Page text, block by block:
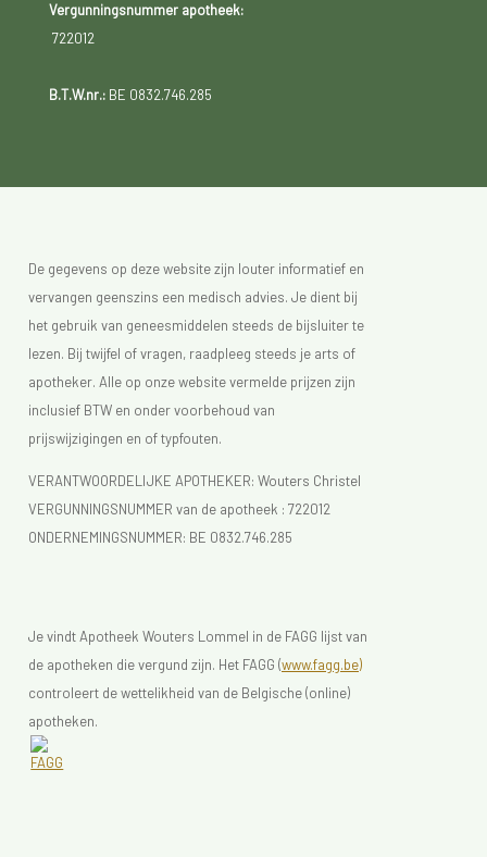
Vergunningsnummer apotheek:
722012
B.T.W.nr.:BE 0832.746.285
De gegevens op deze website zijn louter informatief en
vervangen geenszins een medisch advies. Je dient bij
het gebruik van geneesmiddelen steeds de bijsluiter te
lezen. Bij twijfel of vragen, raadpleeg steeds je arts of
apotheker. Alle op onze website vermelde prijzen zijn
inclusief BTW en onder voorbehoud van
prijswijzigingen en of typfouten.
VERANTWOORDELIJKE APOTHEKER: Wouters Christel
VERGUNNINGSNUMMER van de apotheek : 722012
ONDERNEMINGSNUMMER: BE 0832.746.285
Je vindt Apotheek Wouters Lommel in de FAGG lijst van
de apotheken die vergund zijn. Het FAGG (www.fagg.be)
controleert de wettelikheid van de Belgische (online)
apotheken.